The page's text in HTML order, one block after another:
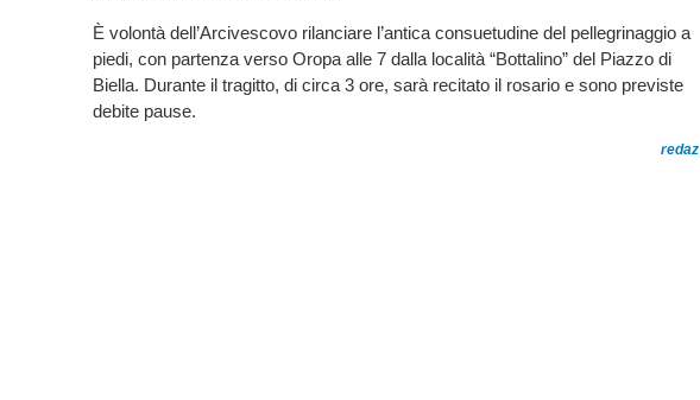
È volontà dell’Arcivescovo rilanciare l’antica consuetudine del pellegrinaggio a
piedi, con partenza verso Oropa alle 7 dalla località “Bottalino” del Piazzo di
Biella. Durante il tragitto, di circa 3 ore, sarà recitato il rosario e sono previste
debite pause.
redaz